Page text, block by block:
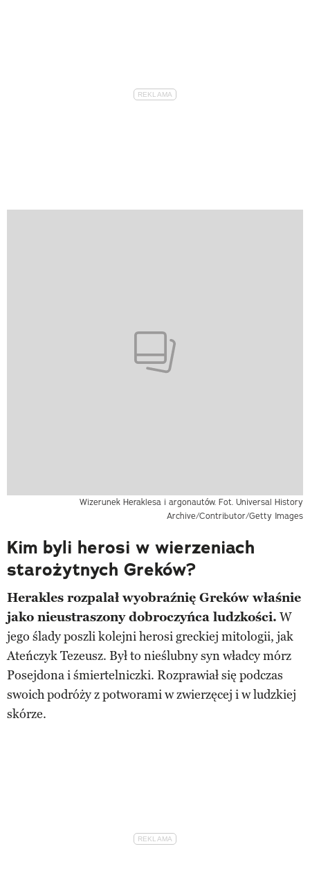
Wizerunek Heraklesa i argonautów. Fot. Universal History
Archive/Contributor/Getty Images
Kim byli herosi w wierzeniach
starożytnych Greków?
Herakles rozpalał wyobraźnię Greków właśnie
jako nieustraszony dobroczyńca ludzkości. W
jego ślady poszli kolejni herosi greckiej mitologii, jak
Ateńczyk Tezeusz. Był to nieślubny syn władcy mórz
Posejdona i śmiertelniczki. Rozprawiał się podczas
swoich podróży z potworami w zwierzęcej i w ludzkiej
skórze.